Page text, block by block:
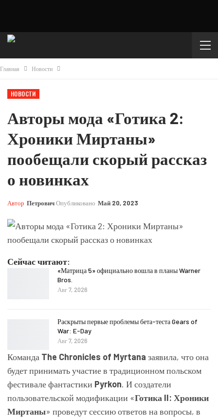
Главная Новости
НОВОСТИ
Авторы мода «Готика 2:
Хроники Миртаны»
пообещали скорый рассказ
о новинках
Автор ПетровичОпубликовано Май 20, 2023
Сейчас читают:
«Матрица 5» официально вошла в планы Warner
Bros.
Авг 7, 2026
Раскрыты первые проблемы бета-теста Gears of
War: E-Day
Авг 7, 2026
Команда The Chronicles of Myrtana заявила, что она
будет принимать участие в традиционном польском
фестивале фантастики Pyrkon. И создатели
пользовательской модификации «Готика II: Хроники
Миртаны» проведут сессию ответов на вопросы, в